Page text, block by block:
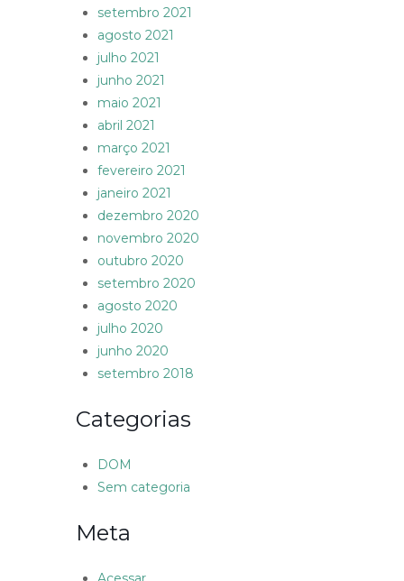
setembro 2021
agosto 2021
julho 2021
junho 2021
maio 2021
abril 2021
março 2021
fevereiro 2021
janeiro 2021
dezembro 2020
novembro 2020
outubro 2020
setembro 2020
agosto 2020
julho 2020
junho 2020
setembro 2018
Categorias
DOM
Sem categoria
Meta